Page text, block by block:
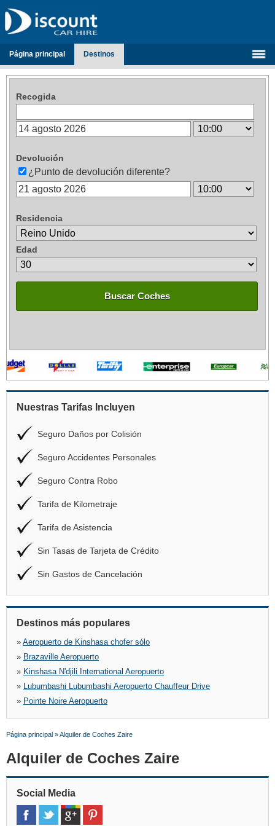
Página principal Destinos
Recogida
Devolución
¿Punto de devolución diferente?
Residencia
Edad
Buscar Coches
Nuestras Tarifas Incluyen
Seguro Daños por Colisión
Seguro Accidentes Personales
Seguro Contra Robo
Tarifa de Kilometraje
Tarifa de Asistencia
Sin Tasas de Tarjeta de Crédito
Sin Gastos de Cancelación
Destinos más populares
» Aeropuerto de Kinshasa chofer sólo
» Brazaville Aeropuerto
» Kinshasa N'djili International Aeropuerto
» Lubumbashi Lubumbashi Aeropuerto Chauffeur Drive
» Pointe Noire Aeropuerto
Página principal »Alquiler de Coches Zaire
Alquiler de Coches Zaire
Social Media